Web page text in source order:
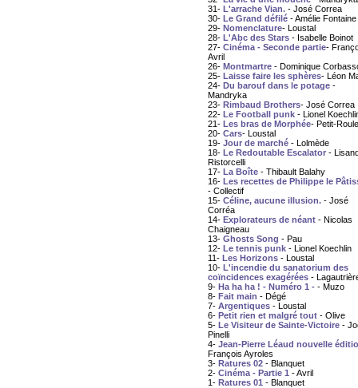
31- L'arrache Vian. - José Correa
30- Le Grand défilé - Amélie Fontaine
29- Nomenclature- Loustal
28- L'Abc des Stars - Isabelle Boinot
27- Cinéma - Seconde partie-
Avril
26- Montmartre - Dominique
25- Laisse faire les sphères- Léon
24- Du barouf dans le potage -
Mandryka
23- Rimbaud Brothers- José Correa
22- Le Football punk - Lionel
21- Les bras de Morphée- Petit-
20- Cars- Loustal
19- Jour de marché - Lolmède
18- Le Redoutable Escalator -
Ristorcelli
17- La Boîte - Thibault Balahy
16- Les recettes de Philippe le
- Collectif
15- Céline, aucune illusion. - José
Corréa
14- Explorateurs de néant - Nicolas
Chaigneau
13- Ghosts Song - Pau
12- Le tennis punk - Lionel Koechlin
11- Les Horizons - Loustal
10- L'incendie du sanatorium des
coïncidences exagérées -
9- Ha ha ha ! - Numéro 1 - - Muzo
8- Fait main - Dégé
7- Argentiques - Loustal
6- Petit rien et malgré tout - Olive
5- Le Visiteur de Sainte-Victoire -
Pinelli
4- Jean-Pierre Léaud nouvelle
François Ayroles
3- Ratures 02 - Blanquet
2- Cinéma - Partie 1 - Avril
1- Ratures 01 - Blanquet